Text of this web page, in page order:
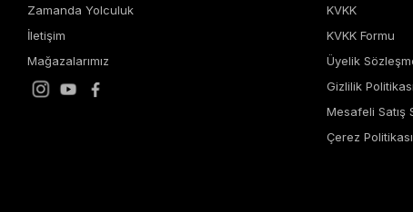
Zamanda Yolculuk
İletişim
Mağazalarımız
KVKK
KVKK Formu
Üyelik
Gizlilik Politikası
Mesafeli Satış
Çerez Politikası